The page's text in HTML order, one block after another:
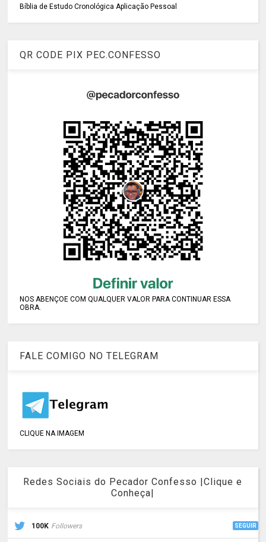
Bíblia de Estudo Cronológica Aplicação Pessoal
QR CODE PIX PEC.CONFESSO
NOS ABENÇOE COM QUALQUER VALOR PARA CONTINUAR ESSA
OBRA.
FALE COMIGO NO TELEGRAM
CLIQUE NA IMAGEM
Redes Sociais do Pecador Confesso |Clique e
Conheça|
100K Followers SEGUIR